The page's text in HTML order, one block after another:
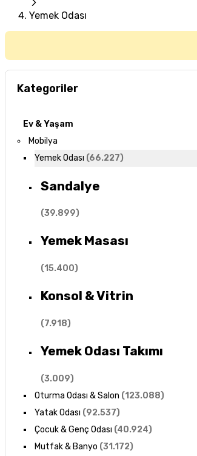
Yemek Odası
Kategoriler
Ev & Yaşam
Mobilya
Yemek Odası (66.227)
Sandalye
(39.899)
Yemek Masası
(15.400)
Konsol & Vitrin
(7.918)
Yemek Odası Takımı
(3.009)
Oturma Odası & Salon (123.088)
Yatak Odası (92.537)
Çocuk & Genç Odası (40.924)
Mutfak & Banyo (31.172)